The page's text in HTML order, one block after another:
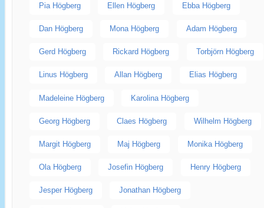
Pia Högberg Ellen Högberg Ebba Högberg
Dan Högberg Mona Högberg Adam Högberg
Gerd Högberg Rickard Högberg Torbjörn Högberg
Linus Högberg Allan Högberg Elias Högberg
Madeleine Högberg Karolina Högberg
Georg Högberg Claes Högberg Wilhelm Högberg
Margit Högberg Maj Högberg Monika Högberg
Ola Högberg Josefin Högberg Henry Högberg
Jesper Högberg Jonathan Högberg